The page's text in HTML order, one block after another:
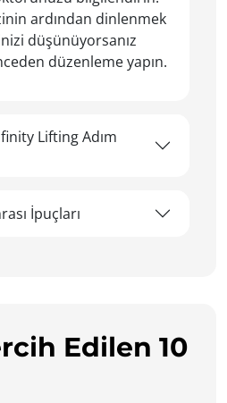
ardından dinlenmek
düşünüyorsanız
düzenleme yapın.
Lifting Adım
İpuçları
Edilen 10